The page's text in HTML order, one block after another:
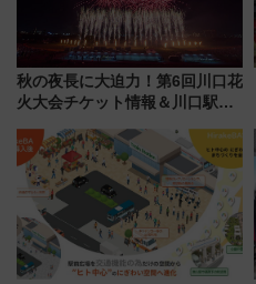
秋の夜長に大迫力！第6回川口花
火大会チケット情報＆川口駅か